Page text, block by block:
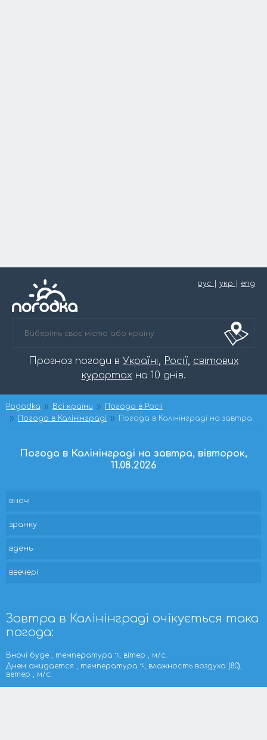
рус укр eng
Прогноз погоди в Україні, Росії, світових
курортах на 10 днів.
Pogodka Всі країни
Погода в Росії
Погода в Калінінграді
Погода в Калінінграді на завтра
Погода в Калінінграді на завтра, вівторок,
11.08.2026
вночі
зранку
вдень
ввечері
Завтра в Калінінграді очікується така
погода:
Вночі буде , температура
, вітер , м/с.
Днем ожидается , температура
, влажность воздуха (80),
ветер , м/с.